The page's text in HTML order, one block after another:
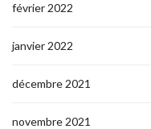
février 2022
janvier 2022
décembre 2021
novembre 2021